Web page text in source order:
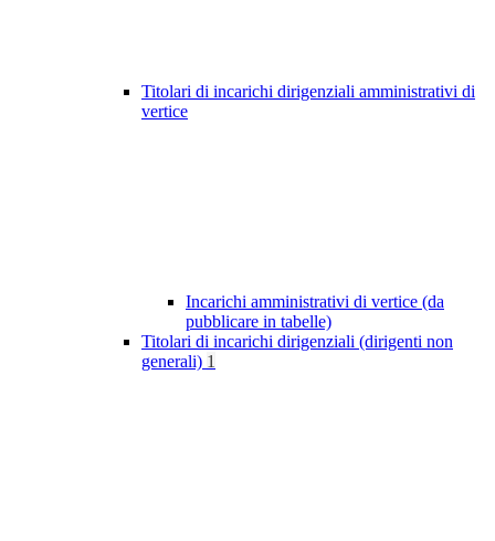
Titolari di incarichi dirigenziali amministrativi di
vertice
Incarichi amministrativi di vertice (da
pubblicare in tabelle)
Titolari di incarichi dirigenziali (dirigenti non
generali) 1